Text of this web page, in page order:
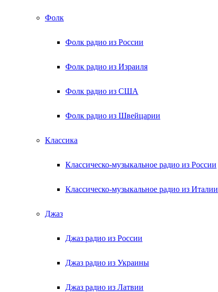
Фолк
Фолк радио из России
Фолк радио из Израиля
Фолк радио из США
Фолк радио из Швейцарии
Классика
Классическо-музыкальное радио из России
Классическо-музыкальное радио из Италии
Джаз
Джаз радио из России
Джаз радио из Украины
Джаз радио из Латвии